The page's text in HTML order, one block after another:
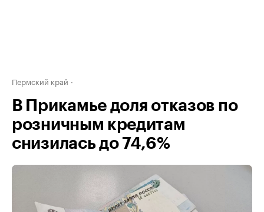
Пермский край
В Прикамье доля отказов по
розничным кредитам
снизилась до 74,6%